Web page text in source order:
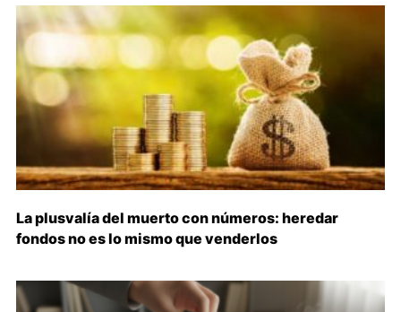
La plusvalía del muerto con números: heredar
fondos no es lo mismo que venderlos